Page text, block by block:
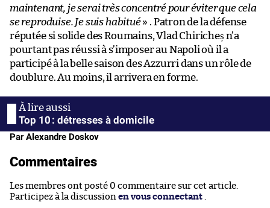
maintenant, je serai très concentré pour éviter que cela
se reproduise. Je suis habitué» . Patron de la défense
réputée si solide des Roumains, Vlad Chiricheș n’a
pourtant pas réussi à s’imposer au Napoli où il a
participé à la belle saison des Azzurri dans un rôle de
doublure. Au moins, il arrivera en forme.
Top 10 : détresses à domicile
Par Alexandre Doskov
Commentaires
Les membres ont posté 0 commentaire sur cet article.
Participez à la discussion en vous connectant